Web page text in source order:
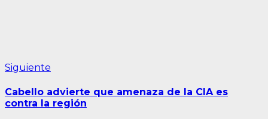
Siguiente
Cabello advierte que amenaza de la CIA es
contra la región